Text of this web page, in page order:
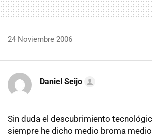
24 Noviembre 2006
Daniel Seijo
Sin duda el descubrimiento
siempre he dicho medio broma